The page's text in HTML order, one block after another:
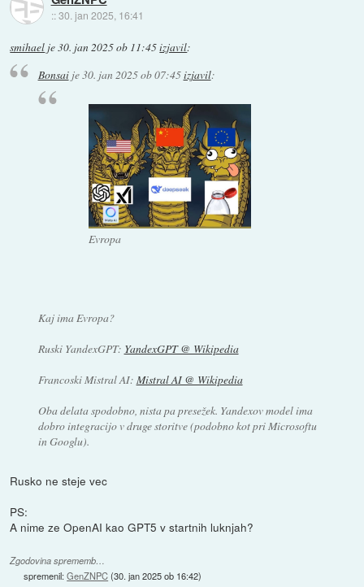
::30. jan 2025, 16:41
smihael je30. jan 2025 ob 11:45izjavil:
Bonsaije30. jan 2025 ob 07:45izjavil:
Evropa
Kaj ima Evropa?
Ruski YandexGPT: YandexGPT @ Wikipedia
Francoski Mistral AI: Mistral AI @ Wikipedia
Oba delata spodobno, nista pa presežek. Yandexov model ima
dobro integracijo v druge storitve (podobno kot pri Microsoftu
in Googlu).
Rusko ne steje vec
PS:
A nime ze OpenAI kao GPT5 v startnih luknjah?
Zgodovina sprememb…
spremenil:GenZNPC(30. jan 2025 ob 16:42)